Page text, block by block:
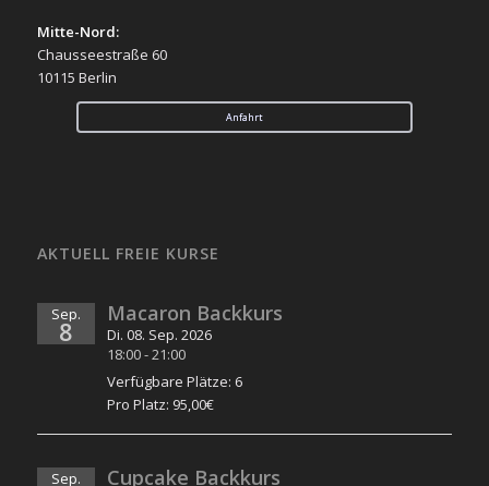
Mitte-Nord:
Chausseestraße 60
10115 Berlin
Anfahrt
AKTUELL FREIE KURSE
Sep.
8
Macaron Backkurs
Di. 08. Sep. 2026
18:00-21:00
Verfügbare Plätze: 6
Pro Platz: 95,00€
Sep. Cupcake Backkurs